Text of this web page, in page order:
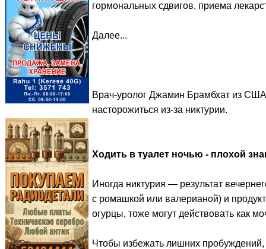
гормональных сдвигов, приема
Далее...
Врач-уролог Джамин Брамбхат из США
насторожиться из-за никтурии.
Ходить в туалет ночью - плохой
Иногда никтурия — результат
с ромашкой или валерианой) и
огурцы, тоже могут действовать как
Чтобы избежать лишних пробуждений,